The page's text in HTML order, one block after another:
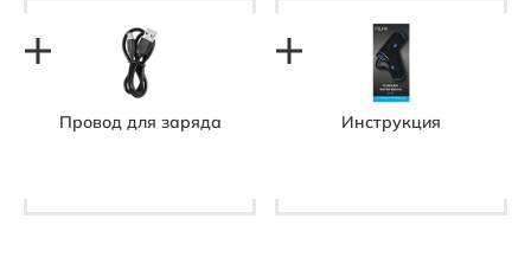
Провод для заряда Инструкция